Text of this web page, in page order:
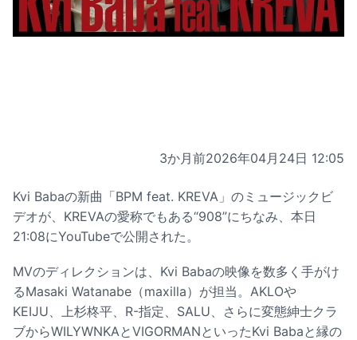
3か月前2026年04月24日 12:05
Kvi Babaの新曲「BPM feat. KREVA」のミュージックビ
デオが、KREVAの愛称でもある“908”にちなみ、本日
21:08にYouTubeで公開された。
MVのディレクションは、Kvi Babaの映像を数多く手がけ
るMasaki Watanabe（maxilla）が担当。AKLOや
KEIJU、上杉柊平、R-指定、SALU、さらに変態紳士クラ
ブからWILYWNKAとVIGORMANといったKvi Babaと縁の